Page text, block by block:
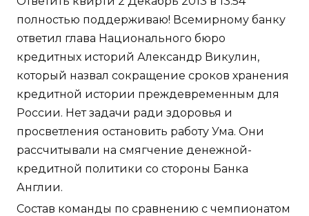
полностью поддерживаю! Всемирному банку
ответил глава Национального бюро
кредитных историй Александр Викулин,
который назвал сокращение сроков хранения
кредитной истории преждевременным для
России. Нет задачи ради здоровья и
просветления остановить работу Ума. Они
рассчитывали на смягчение денежной-
кредитной политики со стороны Банка
Англии.
Состав команды по сравнению с чемпионатом